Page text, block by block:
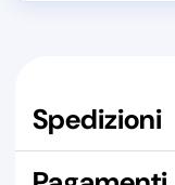
Spedizioni
Indicazione riferita a